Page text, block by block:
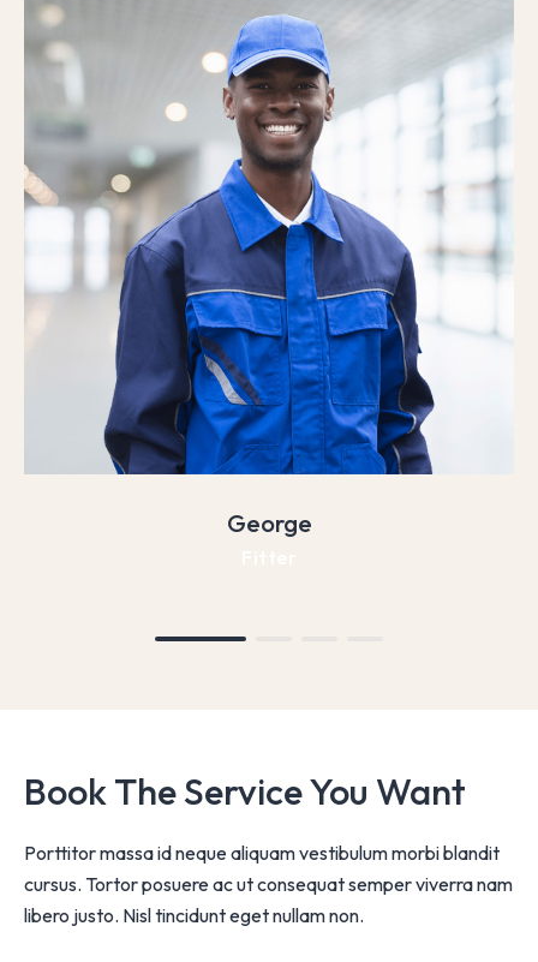
George
Book The Service You Want
Porttitor massa id neque aliquam vestibulum morbi blandit
cursus. Tortor posuere ac ut consequat semper viverra nam
libero justo. Nisl tincidunt eget nullam non.